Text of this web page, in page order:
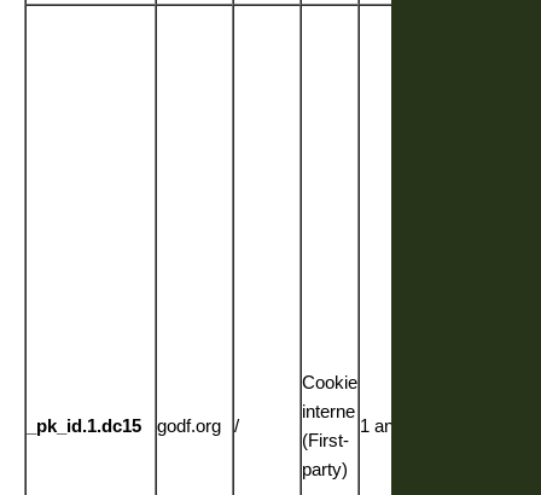
_pk_id.1.dc15 godf.org /
Cookie
interne
(First-
party)
1 an